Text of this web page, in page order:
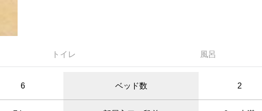
トイレ 風呂
6 ベッド数 2